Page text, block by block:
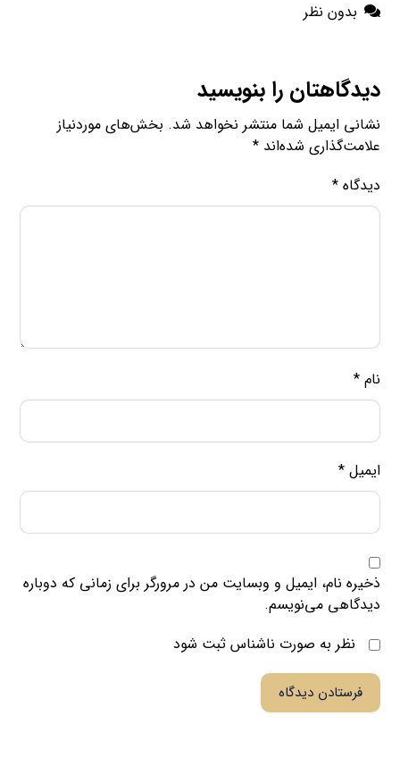
بدون نظر
دیدگاهتان را بنویسید
نشانی ایمیل شما منتشر نخواهد شد. بخش‌های موردنیاز
علامت‌گذاری شده‌اند*
دیدگاه*
نام*
ایمیل*
ذخیره نام، ایمیل و وبسایت من در مرورگر برای زمانی که دوباره
دیدگاهی می‌نویسم.
نظر به صورت ناشناس ثبت شود
فرستادن دیدگاه